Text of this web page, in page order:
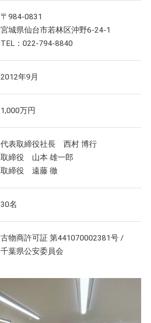
〒984-0831
宮城県仙台市若林区沖野6-24-1
TEL：022-794-8840
2012年9月
1,000万円
代表取締役社長 西村 博行
取締役 山本 雄一郎
取締役 遠藤 徹
30名
古物商許可証 第441070002381号 /
千葉県公安委員会